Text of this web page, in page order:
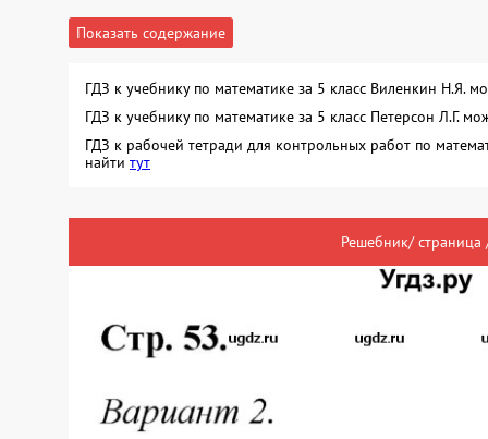
Показать содержание
ГДЗ к учебнику по математике за 5 класс Виленкин Н.Я.
ГДЗ к учебнику по математике за 5 класс Петерсон Л.Г.
ГДЗ к рабочей тетради для контрольных работ по
найти тут
Решебник/ страница